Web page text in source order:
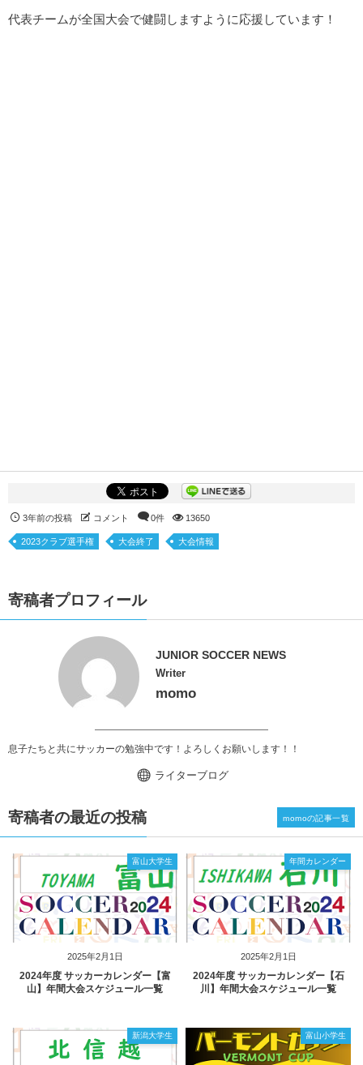
代表チームが全国大会で健闘しますように応援しています！
3年前の投稿 コメント 0件 13650
2023クラブ選手権 大会終了 大会情報
寄稿者プロフィール
JUNIOR SOCCER NEWS
Writer
momo
息子たちと共にサッカーの勉強中です！よろしくお願いします！！
ライターブログ
寄稿者の最近の投稿
2025年2月1日
富山大学生
2024年度 サッカーカレンダー【富
山】年間大会スケジュール一覧
2025年2月1日
年間カレンダー
2024年度 サッカーカレンダー【石
川】年間大会スケジュール一覧
新潟大学生 富山小学生
momoの記事一覧